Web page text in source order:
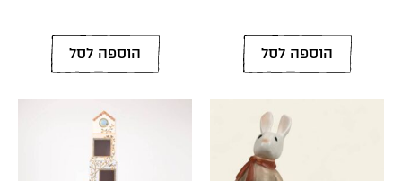
הוספה לסל הוספה לסל